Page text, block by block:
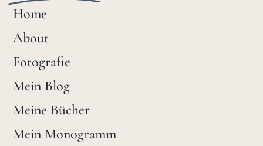
Home
About
Fotografie
Mein Blog
Meine Bücher
Mein Monogramm